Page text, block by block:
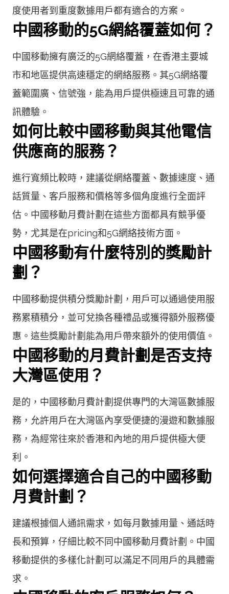
度使用者到重度數據用戶都有適合的方案。
中國移動的5G網絡覆蓋如何？
中國移動擁有廣泛的5G網絡覆蓋，在香港主要城
市和地區提供高速穩定的網絡服務。其5G網絡覆
蓋範圍廣、信號強，能為用戶提供極速且可靠的通
訊體驗。
如何比較中國移動與其他電信
供應商的服務？
進行寬頻比較時，建議從網絡覆蓋、數據速度、通
話質量、客戶服務和價格等多個角度進行全面評
估。中國移動月費計劃在這些方面都具有競爭優
勢，尤其是在pricing和5G網絡技術方面。
中國移動有什麼特別的獎勵計
劃？
中國移動提供積分獎勵計劃，用戶可以通過使用服
務累積積分，並可兌換各種禮品或獲得額外服務優
惠。這些獎勵計劃能為用戶帶來額外的使用價值。
中國移動的月費計劃是否支持
大灣區使用？
是的，中國移動月費計劃提供專門的大灣區數據服
務，允許用戶在大灣區內享受便捷的漫遊和數據服
務，為經常往來於香港和內地的用戶提供極大便
利。
如何選擇適合自己的中國移動
月費計劃？
建議根據個人通訊需求，如每月數據用量、通話時
長和預算，仔細比較不同中國移動月費計劃。中國
移動提供的多樣化計劃可以滿足不同用戶的具體需
求。